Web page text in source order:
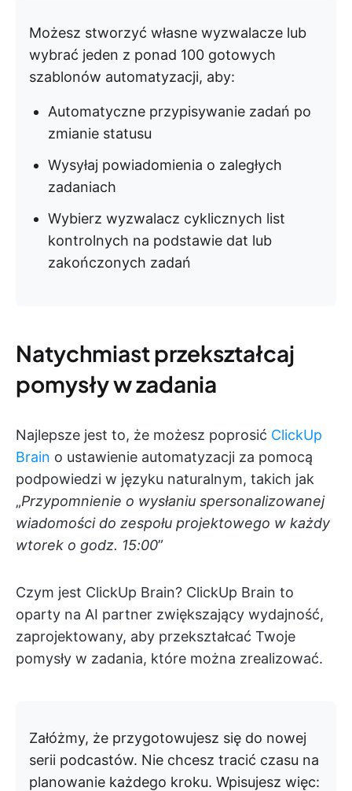
Możesz stworzyć własne wyzwalacze lub
wybrać jeden z ponad 100 gotowych
szablonów automatyzacji, aby:
Automatyczne przypisywanie zadań po
zmianie statusu
Wysyłaj powiadomienia o zaległych
zadaniach
Wybierz wyzwalacz cyklicznych list
kontrolnych na podstawie dat lub
zakończonych zadań
Natychmiast przekształcaj
pomysły w zadania
Najlepsze jest to, że możesz poprosić ClickUp
Brain o ustawienie automatyzacji za pomocą
podpowiedzi w języku naturalnym, takich jak
„Przypomnienie o wysłaniu spersonalizowanej
wiadomości do zespołu projektowego w każdy
wtorek o godz. 15:00”
Czym jest ClickUp Brain? ClickUp Brain to
oparty na AI partner zwiększający wydajność,
zaprojektowany, aby przekształcać Twoje
pomysły w zadania, które można zrealizować.
Załóżmy, że przygotowujesz się do nowej
serii podcastów. Nie chcesz tracić czasu na
planowanie każdego kroku. Wpisujesz więc: